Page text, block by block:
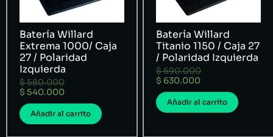
Batería Willard
Extrema 1000/ Caja
27 / Polaridad
Izquierda
$580.000
$ 540.000
Añadir al carrito
Batería Willard
Titanio 1150 / Caja 27
/ Polaridad Izquierda
$690.000
$ 630.000
Añadir al carrito